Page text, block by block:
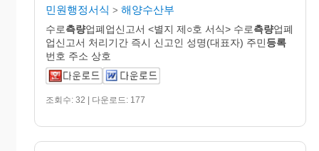
민원행정서식 > 해양수산부
수로측량업폐업신고서 <별지 제○호 서식> 수로측량업폐
업신고서 처리기간 즉시 신고인 성명(대표자) 주민등록
번호 주소 상호
조회수: 32 | 다운로드: 177